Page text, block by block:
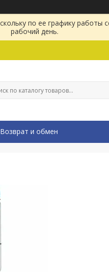
по ее графику
рабочий день.
Возврат и обмен